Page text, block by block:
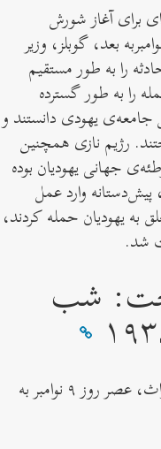
برای آغاز شورش
ضد یهودی استفاده کرد. از ۷ نوامبربه بعد، گوبلز، وزیر
را به طور مستقیم
را به طور گسترده
یهودی دانستند و
رژیم نازی همچنین
جهانی یهودیان بوده
وارد عمل
یهودیان حمله کردند،
شد.
شب
خشم نازی‌ها در وا کنش به تیراندازی به راث، عصر روز ۹ نوامبر به